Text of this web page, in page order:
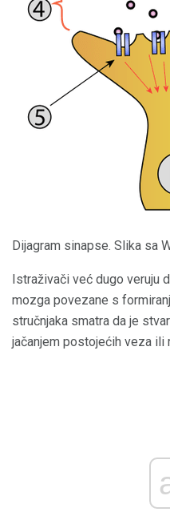
Dijagram sinapse. Slika sa
Istraživači već dugo veruju
mozga povezane s
stručnjaka smatra da je
jačanjem postojećih veza